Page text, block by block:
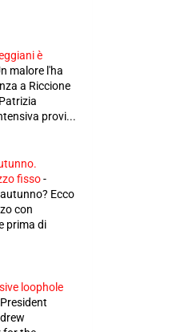
è
malore l'ha
a Riccione
provi...
fisso-
Ecco
con
prima di
loophole
President